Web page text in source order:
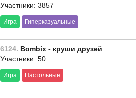
Участники: 3857
Игра Гиперказуальные
6124. Bombix - круши друзей
Участники: 50
Игра Настольные